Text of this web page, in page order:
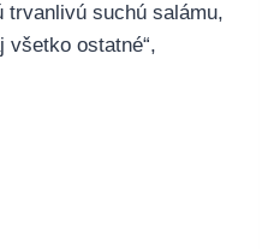
suchú salámu,
všetko ostatné“,